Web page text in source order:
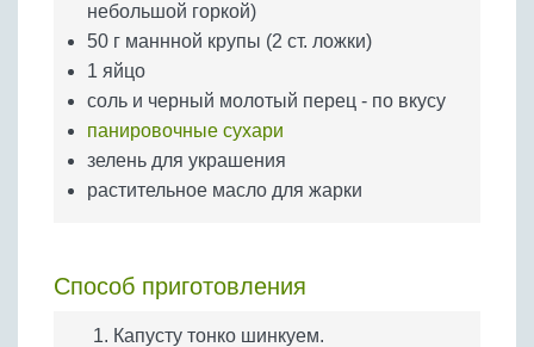
небольшой горкой)
50 г маннной крупы (2 ст. ложки)
1 яйцо
соль и черный молотый перец - по вкусу
панировочные сухари
зелень для украшения
растительное масло для жарки
Способ приготовления
Капусту тонко шинкуем.